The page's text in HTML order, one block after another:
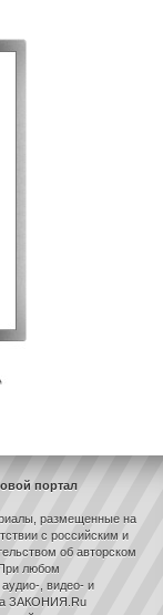
портал
размещенные на
с российским и
об авторском
любом
, видео- и
ЗАКОНИЯ.Ru